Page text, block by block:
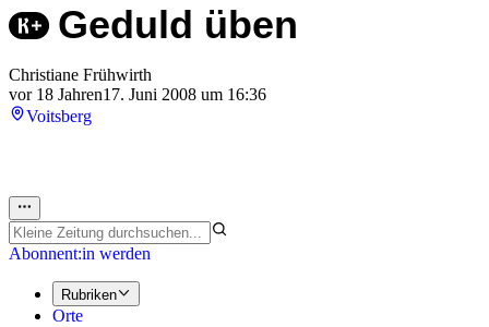
Geduld üben
Christiane Frühwirth
vor 18 Jahren17. Juni 2008 um 16:36
Voitsberg
Abonnent:in werden
Rubriken
Orte